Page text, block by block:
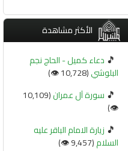
الأكثر مشاهدة
🎵 دعاء كميل - الحاج نجم
البلوشي(10,728 👁️)
🎵 سورة آل عمران (10,109
👁️)
🎵 زيارة الامام الباقر عليه
السلام(9,457 👁️)